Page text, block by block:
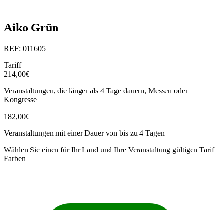
Aiko Grün
REF: 011605
Tariff
214,00€
Veranstaltungen, die länger als 4 Tage dauern, Messen oder
Kongresse
182,00€
Veranstaltungen mit einer Dauer von bis zu 4 Tagen
Wählen Sie einen für Ihr Land und Ihre Veranstaltung gültigen Tarif
Farben